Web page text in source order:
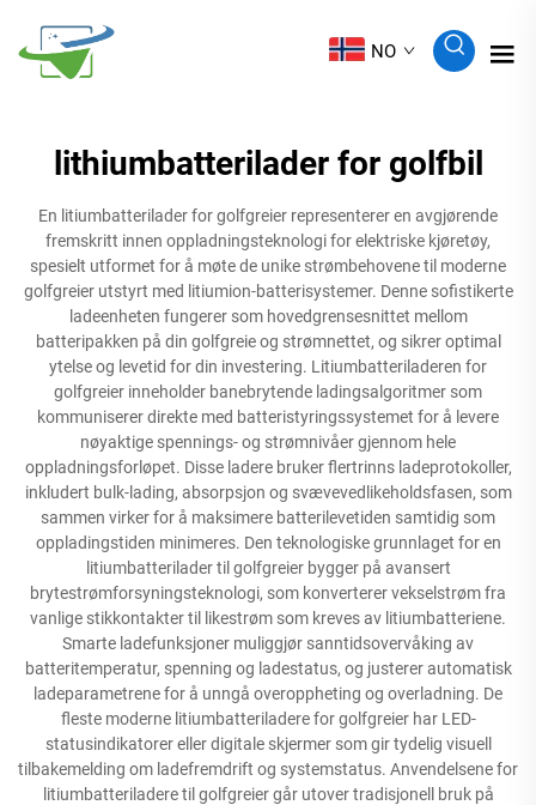
NO
lithiumbatterilader for golfbil
En litiumbatterilader for golfgreier representerer en avgjørende
fremskritt innen oppladningsteknologi for elektriske kjøretøy,
spesielt utformet for å møte de unike strømbehovene til moderne
golfgreier utstyrt med litiumion-batterisystemer. Denne sofistikerte
ladeenheten fungerer som hovedgrensesnittet mellom
batteripakken på din golfgreie og strømnettet, og sikrer optimal
ytelse og levetid for din investering. Litiumbatteriladeren for
golfgreier inneholder banebrytende ladingsalgoritmer som
kommuniserer direkte med batteristyringssystemet for å levere
nøyaktige spennings- og strømnivåer gjennom hele
oppladningsforløpet. Disse ladere bruker flertrinns ladeprotokoller,
inkludert bulk-lading, absorpsjon og svævevedlikeholdsfasen, som
sammen virker for å maksimere batterilevetiden samtidig som
oppladingstiden minimeres. Den teknologiske grunnlaget for en
litiumbatterilader til golfgreier bygger på avansert
brytestrømforsyningsteknologi, som konverterer vekselstrøm fra
vanlige stikkontakter til likestrøm som kreves av litiumbatteriene.
Smarte ladefunksjoner muliggjør sanntidsovervåking av
batteritemperatur, spenning og ladestatus, og justerer automatisk
ladeparametrene for å unngå overoppheting og overladning. De
fleste moderne litiumbatteriladere for golfgreier har LED-
statusindikatorer eller digitale skjermer som gir tydelig visuell
tilbakemelding om ladefremdrift og systemstatus. Anvendelsene for
litiumbatteriladere til golfgreier går utover tradisjonell bruk på